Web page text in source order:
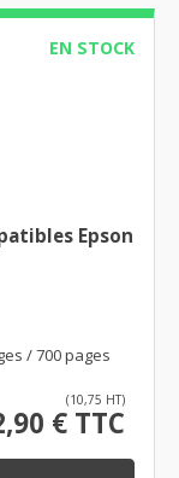
EN STOCK
Epson
/ 700 pages
(10,75 HT)
€ TTC